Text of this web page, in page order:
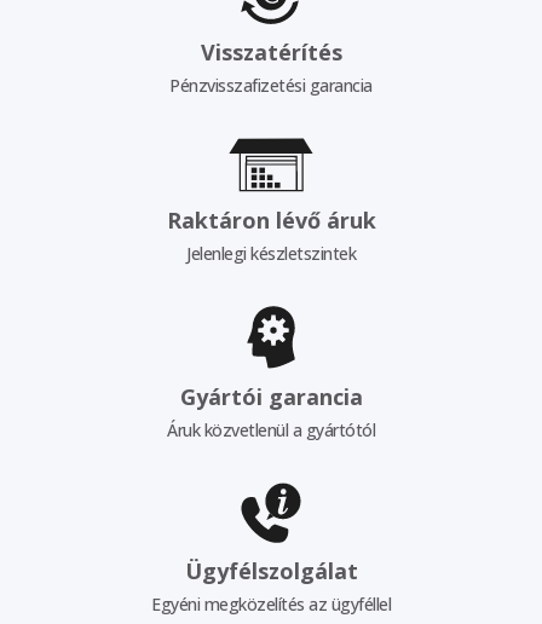
Visszatérítés
Pénzvisszafizetési garancia
Raktáron lévő áruk
Jelenlegi készletszintek
Gyártói garancia
Áruk közvetlenül a gyártótól
Ügyfélszolgálat
Egyéni megközelítés az ügyféllel